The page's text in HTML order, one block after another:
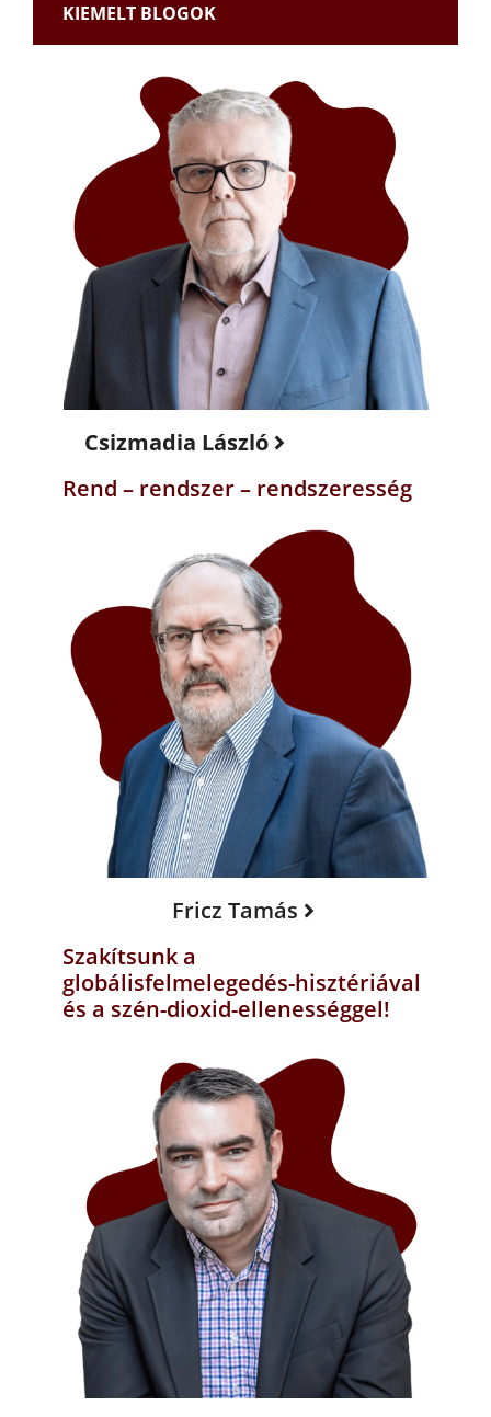
KIEMELT BLOGOK
Csizmadia László
Rend – rendszer – rendszeresség
Fricz Tamás
Szakítsunk a
globálisfelmelegedés-hisztériával
és a szén-dioxid-ellenességgel!